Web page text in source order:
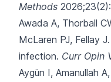
Methods
Awada A, Thorball
McLaren PJ, Fellay J.
infection. Curr Opin
Aygün I, Amanullah